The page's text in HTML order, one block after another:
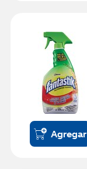
Agregar